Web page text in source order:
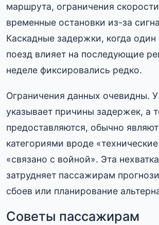
маршрута, ограничения
временные остановки из-за
Каскадные задержки, когда
поезд влияет на последующие
неделе фиксировались редко.
Ограничения данных очевидны.
указывает причины задержек, а
предоставляются, обычно
категориями вроде
«связано с войной». Эта
затрудняет пассажирам
сбоев или планирование
Советы пассажирам